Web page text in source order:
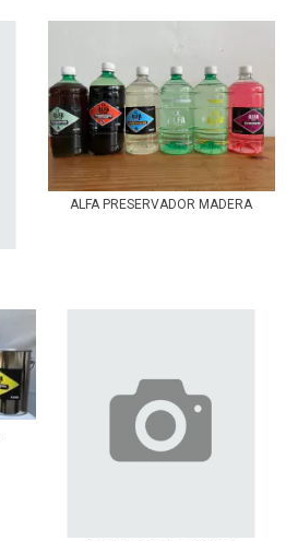
ALFA PRESERVADOR MADERA